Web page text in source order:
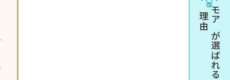
モアが選ばれる
理由